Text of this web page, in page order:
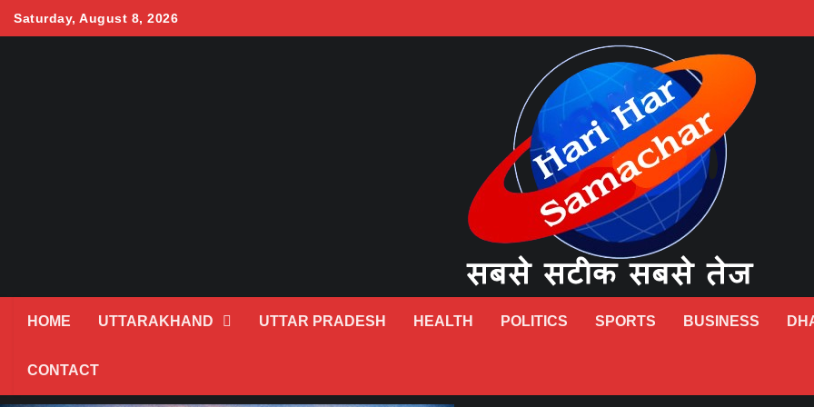
Saturday, August 8, 2026
HOME UTTARAKHAND UTTAR PRADESH HEALTH POLITICS SPORTS BUSINESS
CONTACT